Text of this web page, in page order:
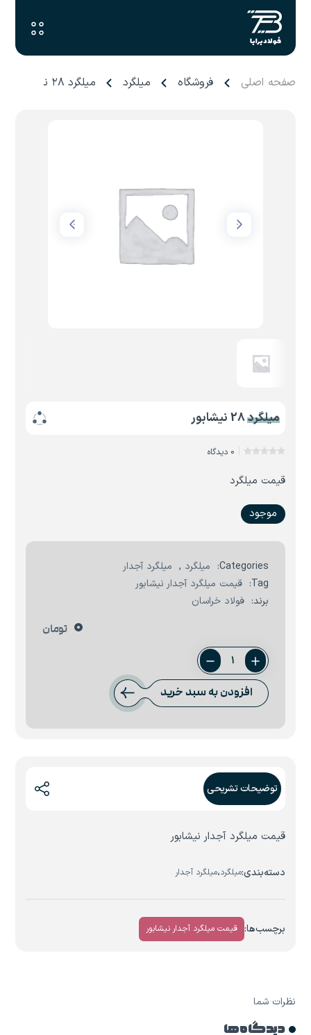
صفحه اصلی فروشگاه میلگرد میلگرد ۲۸ نیشابور
میلگرد 28 نیشابور
0 دیدگاه
قیمت میلگرد
موجود
Categories: میلگرد , میلگرد آجدار
Tag:
قیمت میلگرد آجدار نیشابور
برند: فولاد خراسان
0 تومان
میلگرد
28
نیشابور
افزودن به سبد خرید
توضیحات تشریحی
قیمت میلگرد آجدار نیشابور
دسته‌بندی:میلگرد،میلگرد آجدار
برچسب‌ها: قیمت میلگرد آجدار نیشابور
نظرات شما
دیدگاه ها